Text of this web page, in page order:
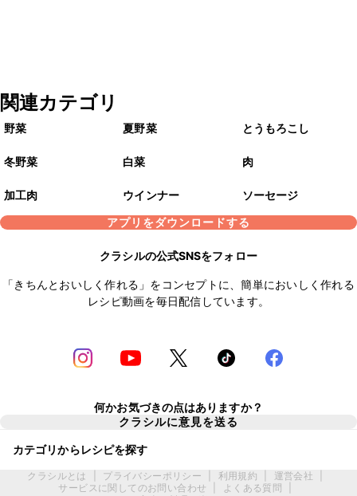
関連カテゴリ
野菜 夏野菜 とうもろこし
冬野菜 白菜 肉
加工肉 ウインナー
ソーセージ
アプリをダウンロードする
クラシルの公式SNSをフォロー
「きちんとおいしく作れる」をコンセプトに、簡単においしく作れる
レシピ動画を毎日配信しています。
何かお気づきの点はありますか？
クラシルに意見を送る
カテゴリからレシピを探す
クラシルとは プライバシーポリシー 利用規約 運営会社
サービスに関してのお問い合わせ
よくある質問